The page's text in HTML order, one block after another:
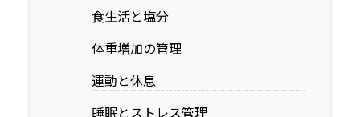
食生活と塩分
体重増加の管理
運動と休息
睡眠とストレス管理